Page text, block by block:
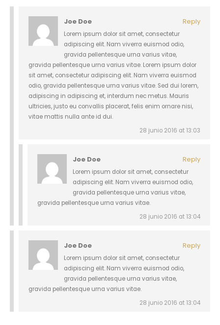
Joe Doe Reply
Lorem ipsum dolor sit amet, consectetur
adipiscing elit. Nam viverra euismod odio,
gravida pellentesque urna varius vitae,
gravida pellentesque urna varius vitae. Lorem ipsum dolor
sit amet, consectetur adipiscing elit. Nam viverra euismod
odio, gravida pellentesque urna varius vitae. Sed dui lorem,
adipiscing in adipiscing et, interdum nec metus. Mauris
ultricies, justo eu convallis placerat, felis enim ornare nisi,
vitae mattis nulla ante id dui.
28 junio 2016 at 13:03
Joe Doe Reply
Lorem ipsum dolor sit amet, consectetur
adipiscing elit. Nam viverra euismod odio,
gravida pellentesque urna varius vitae,
gravida pellentesque urna varius vitae.
28 junio 2016 at 13:04
Joe Doe Reply
Lorem ipsum dolor sit amet, consectetur
adipiscing elit. Nam viverra euismod odio,
gravida pellentesque urna varius vitae,
gravida pellentesque urna varius vitae.
28 junio 2016 at 13:04